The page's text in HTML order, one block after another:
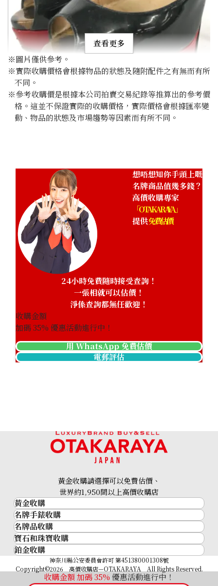
christian louboutin heels enamel
參考回收價
Gucci Sherry GG Marmont GG Supreme
查看更多
※圖片僅供參考。
※實際收購價格會根據物品的狀態及隨附配件之有無而有所
不同。
※參考收購價是根據本公司拍賣交易紀錄等推算出的參考價
格。這並不保證實際的收購價格，實際價格會根據匯率變
動、物品的狀態及市場趨勢等因素而有所不同。
想唔想知你手頭上嘅
名牌商品值幾多錢？
高價收購專家
「OTAKARAYA」
提供免費估價
24小時免費隨時接受查詢！
一張相就可以估價！
淨係查詢都無任歡迎！
收購金額
加碼35% 優惠活動進行中！
用 WhatsApp 免費估價
電郵評估
收購金額 加碼35% 優惠活動進行中！
黃金收購請選擇可以免費估價、
世界約1,950間以上高價收購店
黃金收購
黃金･金條
金條
金幣及銀幣
過去十年黃金價格
金飾
名牌手錶收購
名牌手錶收購
勞力士 (Rolex)
Patek Philippe
Audemars Piguet
Vacheron Constantin
名牌品收購
名牌品收購
HERMES
LOUIS VUITTON
CHANEL
寶石和珠寶收購
寶石和珠寶
祖母綠
鉑金收購
神奈川縣公安委員會許可 第451380001308號
Copyright©2026 高價收購店—OTAKARAYA All Rights Reserved.